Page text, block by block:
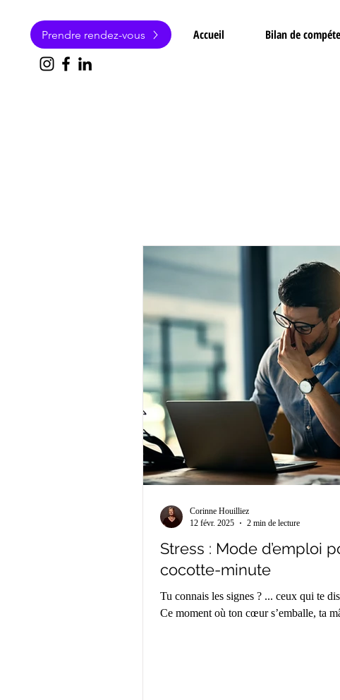
Prendre rendez-vous Accueil Bilan de
Stress : Mode d’emploi
cocotte-minute
Tu connais les signes ? ... ceux qui te
Ce moment où ton cœur s’emballe, ta
Corinne Houilliez
12 févr. 2025
2 min de lecture